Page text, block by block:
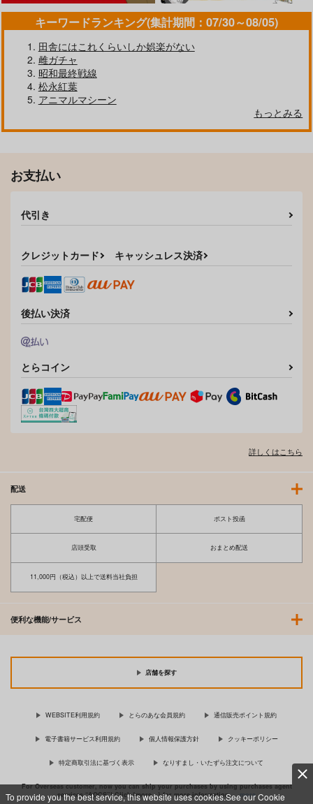
To provide you the best service, this website uses cookies.See our Cookie
キーワードランキング(集計期間：07/30～08/05)
田舎にはこれくらいしか娯楽がない
雌ガチャ
昭和最終戦線
松永紅葉
アニマルマシーン
もっとみる
お支払い
代引き
クレジットカード キャッシュレス決済
後払い決済
とらコイン
詳しくはこちら
配送
宅配便 ポスト投函
店頭受取 おまとめ配送
11,000円（税込）以上で送料当社負担
便利な機能/サービス
店舗を探す
WEBSITE利用規約 とらのあな会員規約 通信販売ポイント規約
電子書籍サービス利用規約 個人情報保護方針 クッキーポリシー
特定商取引法に基づく表示 なりすまし・いたずら注文について
For Overseas customer, now you can ship your purchases by using purchases agent
services “AOCS”! Click {more…} for more information …more